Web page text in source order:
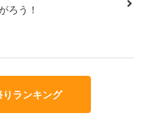
ろう！
ランキング